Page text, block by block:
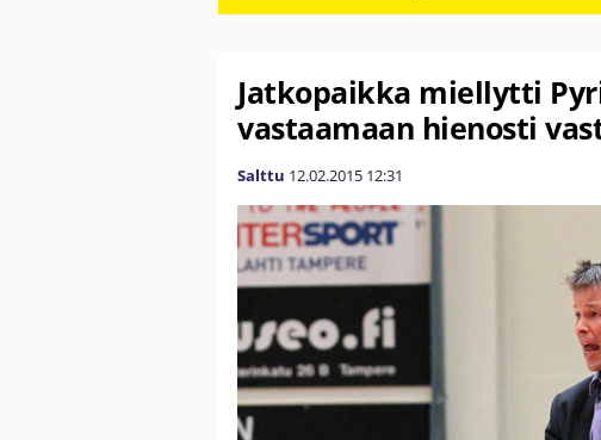
Jatkopaikka miellytti
vastaamaan hienosti
Salttu 12.02.2015 12:31